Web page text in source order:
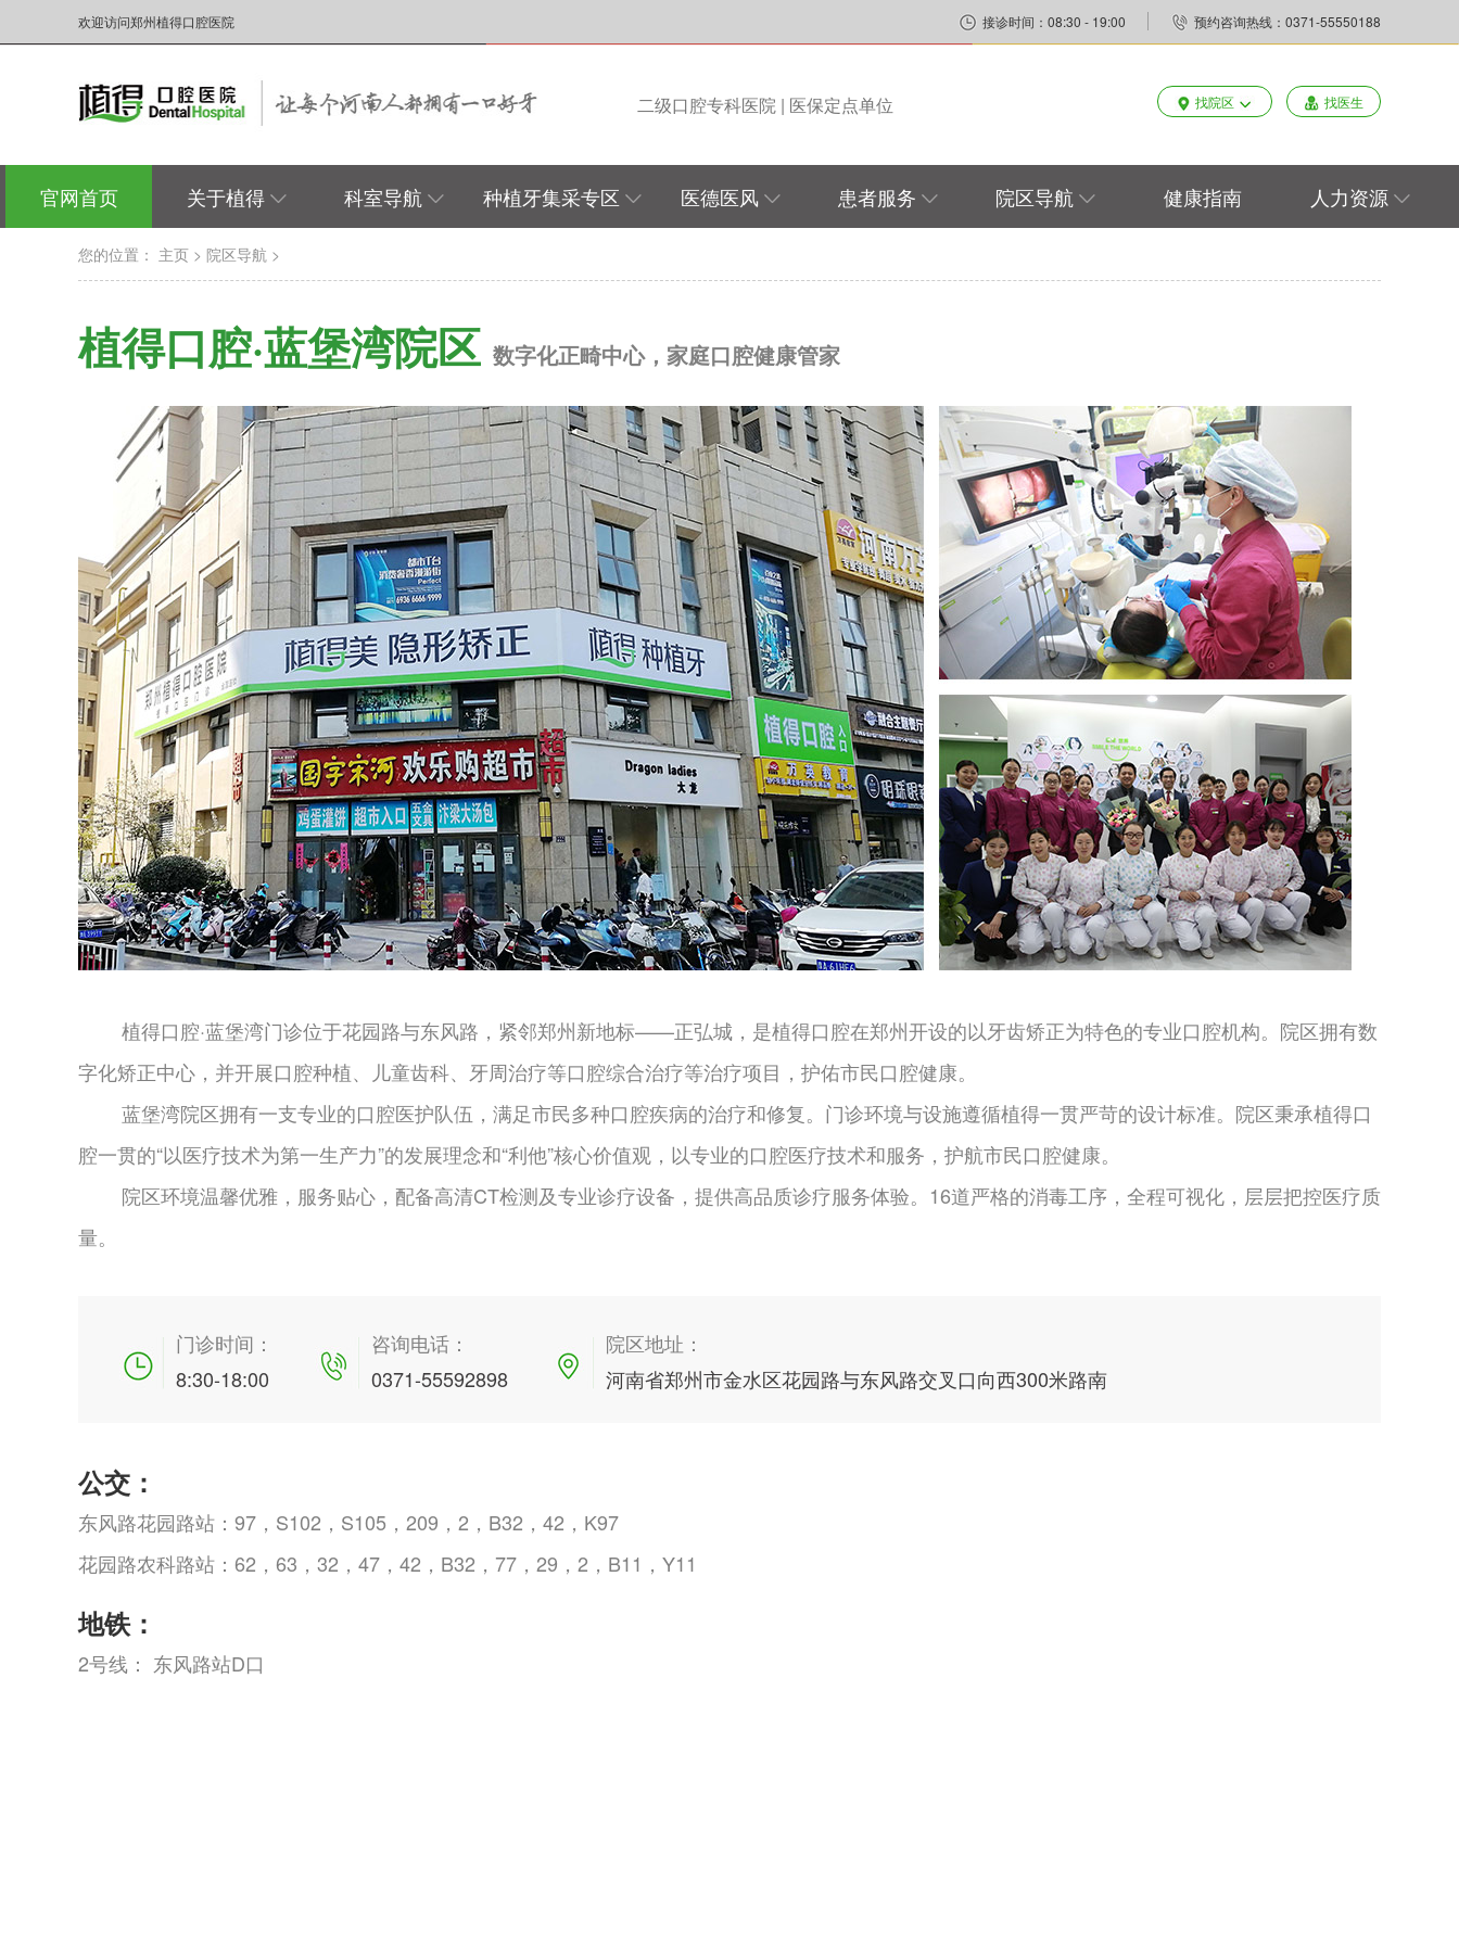
欢迎访问郑州植得口腔医院 预约咨询热线：0371-55550188
接诊时间：08:30 - 19:00
二级口腔专科医院 | 医保定点单位 找院区 找医生
官网首页 关于植得 科室导航 种植牙集采专区 医德医风 患者服务 院区导航 健康指南 人力资源
您的位置： 主页 > 院区导航 >
植得口腔·蓝堡湾院区 数字化正畸中心，家庭口腔健康管家
植得口腔·蓝堡湾门诊位于花园路与东风路，紧邻郑州新地标——正弘城，是植得口腔在郑州开设的以牙齿矫正为特色的专业口腔机构。院区拥有数
字化矫正中心，并开展口腔种植、儿童齿科、牙周治疗等口腔综合治疗等治疗项目，护佑市民口腔健康。
蓝堡湾院区拥有一支专业的口腔医护队伍，满足市民多种口腔疾病的治疗和修复。门诊环境与设施遵循植得一贯严苛的设计标准。院区秉承植得口
腔一贯的“以医疗技术为第一生产力”的发展理念和“利他”核心价值观，以专业的口腔医疗技术和服务，护航市民口腔健康。
院区环境温馨优雅，服务贴心，配备高清CT检测及专业诊疗设备，提供高品质诊疗服务体验。16道严格的消毒工序，全程可视化，层层把控医疗质
量。
门诊时间：
8:30-18:00
咨询电话：
0371-55592898
院区地址：
河南省郑州市金水区花园路与东风路交叉口向西300米路南
公交：
东风路花园路站：97，S102，S105，209，2，B32，42，K97
花园路农科路站：62，63，32，47，42，B32，77，29，2，B11，Y11
地铁：
2号线： 东风路站D口